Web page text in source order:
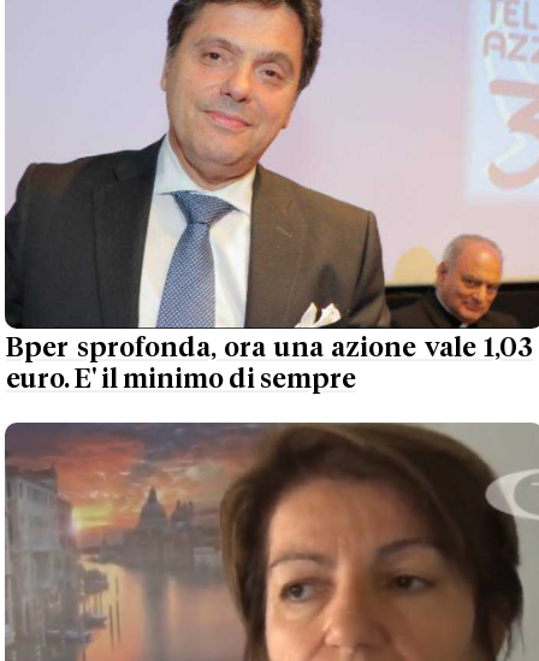
Bper sprofonda, ora una azione vale 1,03
euro. E' il minimo di sempre